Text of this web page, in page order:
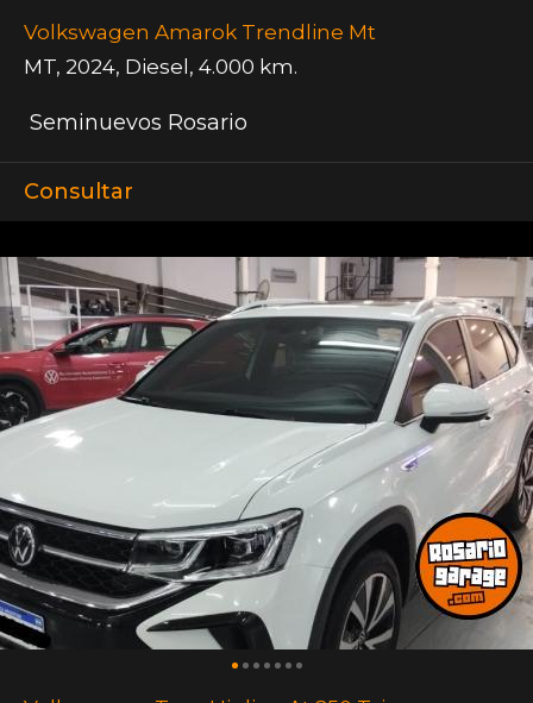
Volkswagen Amarok Trendline Mt
MT, 2024, Diesel, 4.000 km.
Seminuevos Rosario
Consultar